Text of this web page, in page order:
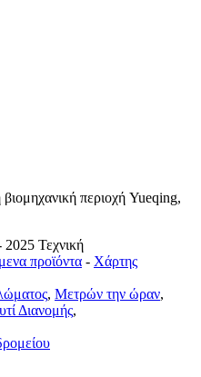
περιοχή Yueqing,
Τεχνική
προϊόντα - Χάρτης
, Μετρών την ώραν,
Διανομής,